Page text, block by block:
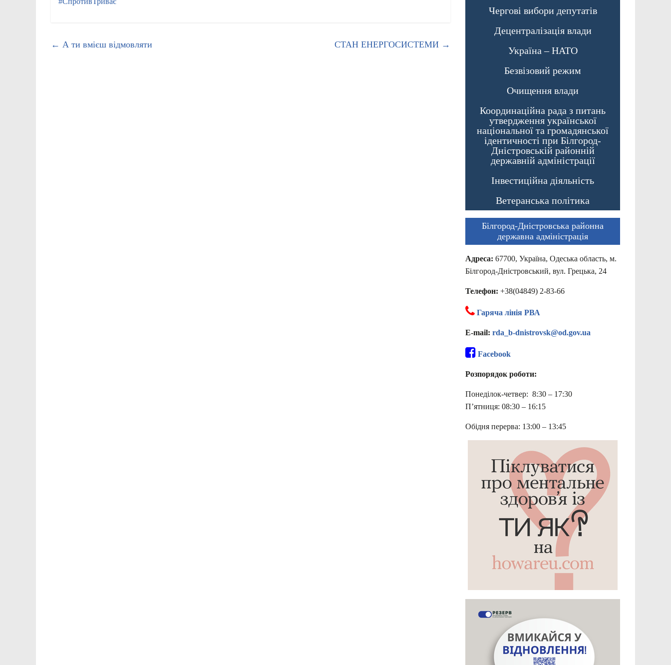
← А ти вмієш відмовляти СТАН ЕНЕРГОСИСТЕМИ →
Чергові вибори депутатів
Децентралізація влади
Україна – НАТО
Безвізовий режим
Очищення влади
Координаційна рада з питань
утвердження української
національної та громадянської
ідентичності при Білгород-
Дністровській районній
державній адміністрації
Інвестиційна діяльність
Ветеранська політика
Білгород-Дністровська районна
державна адміністрація
Адреса: 67700, Україна, Одеська область, м.
Білгород-Дністровський, вул. Грецька, 24
Телефон: +38(04849) 2-83-66
Гаряча лінія РВА
E-mail: rda_b-dnistrovsk@od.gov.ua
Facebook
Розпорядок роботи:
Понеділок-четвер: 8:30 – 17:30
П’ятниця: 08:30 – 16:15
Обідня перерва: 13:00 – 13:45